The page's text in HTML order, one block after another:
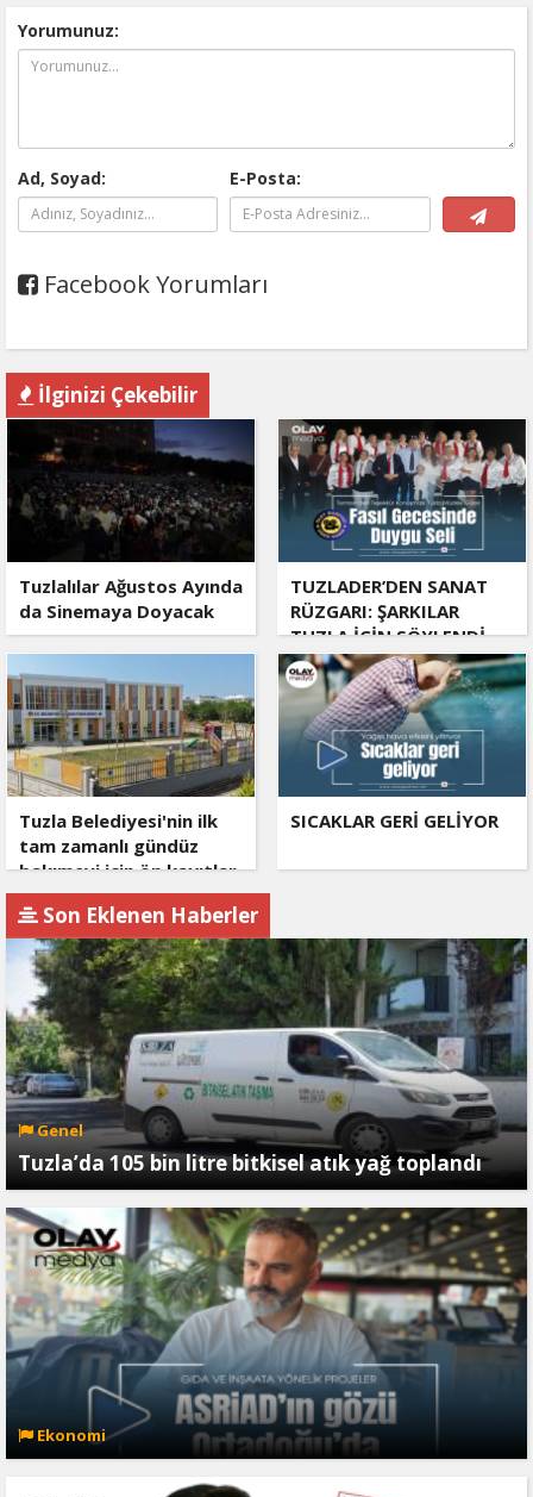
Yorumunuz:
Ad, Soyad: E-Posta:
Facebook Yorumları
İlginizi Çekebilir
Tuzlalılar Ağustos Ayında
da Sinemaya Doyacak
TUZLADER’DEN SANAT
RÜZGARI: ŞARKILAR
TUZLA İÇİN SÖYLENDİ
Tuzla Belediyesi'nin ilk
tam zamanlı gündüz
bakımevi için ön kayıtlar
başlıyor
SICAKLAR GERİ GELİYOR
Son Eklenen Haberler
Genel
Tuzla’da 105 bin litre bitkisel atık yağ toplandı
Ekonomi